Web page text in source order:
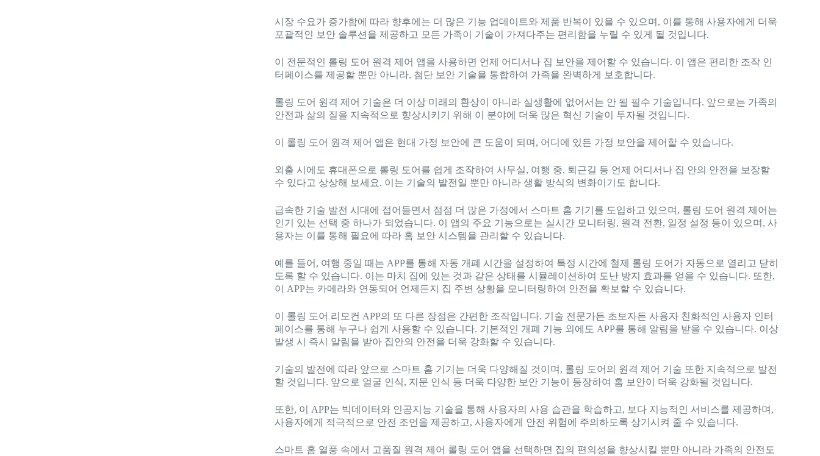
시장 수요가 증가함에 따라 향후에는 더 많은 기능 업데이트와 제품 반복이 있을 수 있으며, 이를 통해 사용자에게 더욱
포괄적인 보안 솔루션을 제공하고 모든 가족이 기술이 가져다주는 편리함을 누릴 수 있게 될 것입니다.
이 전문적인 롤링 도어 원격 제어 앱을 사용하면 언제 어디서나 집 보안을 제어할 수 있습니다. 이 앱은 편리한 조작 인
터페이스를 제공할 뿐만 아니라, 첨단 보안 기술을 통합하여 가족을 완벽하게 보호합니다.
롤링 도어 원격 제어 기술은 더 이상 미래의 환상이 아니라 실생활에 없어서는 안 될 필수 기술입니다. 앞으로는 가족의
안전과 삶의 질을 지속적으로 향상시키기 위해 이 분야에 더욱 많은 혁신 기술이 투자될 것입니다.
이 롤링 도어 원격 제어 앱은 현대 가정 보안에 큰 도움이 되며, 어디에 있든 가정 보안을 제어할 수 있습니다.
외출 시에도 휴대폰으로 롤링 도어를 쉽게 조작하여 사무실, 여행 중, 퇴근길 등 언제 어디서나 집 안의 안전을 보장할
수 있다고 상상해 보세요. 이는 기술의 발전일 뿐만 아니라 생활 방식의 변화이기도 합니다.
급속한 기술 발전 시대에 접어들면서 점점 더 많은 가정에서 스마트 홈 기기를 도입하고 있으며, 롤링 도어 원격 제어는
인기 있는 선택 중 하나가 되었습니다. 이 앱의 주요 기능으로는 실시간 모니터링, 원격 전환, 일정 설정 등이 있으며, 사
용자는 이를 통해 필요에 따라 홈 보안 시스템을 관리할 수 있습니다.
예를 들어, 여행 중일 때는 APP를 통해 자동 개폐 시간을 설정하여 특정 시간에 철제 롤링 도어가 자동으로 열리고 닫히
도록 할 수 있습니다. 이는 마치 집에 있는 것과 같은 상태를 시뮬레이션하여 도난 방지 효과를 얻을 수 있습니다. 또한,
이 APP는 카메라와 연동되어 언제든지 집 주변 상황을 모니터링하여 안전을 확보할 수 있습니다.
이 롤링 도어 리모컨 APP의 또 다른 장점은 간편한 조작입니다. 기술 전문가든 초보자든 사용자 친화적인 사용자 인터
페이스를 통해 누구나 쉽게 사용할 수 있습니다. 기본적인 개폐 기능 외에도 APP를 통해 알림을 받을 수 있습니다. 이상
발생 시 즉시 알림을 받아 집안의 안전을 더욱 강화할 수 있습니다.
기술의 발전에 따라 앞으로 스마트 홈 기기는 더욱 다양해질 것이며, 롤링 도어의 원격 제어 기술 또한 지속적으로 발전
할 것입니다. 앞으로 얼굴 인식, 지문 인식 등 더욱 다양한 보안 기능이 등장하여 홈 보안이 더욱 강화될 것입니다.
또한, 이 APP는 빅데이터와 인공지능 기술을 통해 사용자의 사용 습관을 학습하고, 보다 지능적인 서비스를 제공하며,
사용자에게 적극적으로 안전 조언을 제공하고, 사용자에게 안전 위험에 주의하도록 상기시켜 줄 수 있습니다.
스마트 홈 열풍 속에서 고품질 원격 제어 롤링 도어 앱을 선택하면 집의 편의성을 향상시킬 뿐만 아니라 가족의 안전도